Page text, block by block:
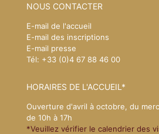
NOUS CONTACTER
E-mail de l'accueil
E-mail des inscriptions
E-mail presse
Tél: +33 (0)4 67 88 46 00
HORAIRES DE L'ACCUEIL*
Ouverture d'avril à octobre, du
de 10h à 17h
*Veuillez vérifier le calendrier des